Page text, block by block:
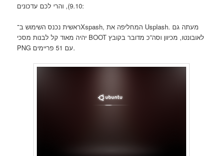
9.10), והרי לכם עדכונים:
ראשית נכנס השימוש ב־Xspash, המחליפה את Usplash. מעתה גם
יהיה מאוד קל לבנות מסכי BOOT לאובונטו, מכיוון וסה”כ מדובר בקובץ
PNG עם 51 פריימים.